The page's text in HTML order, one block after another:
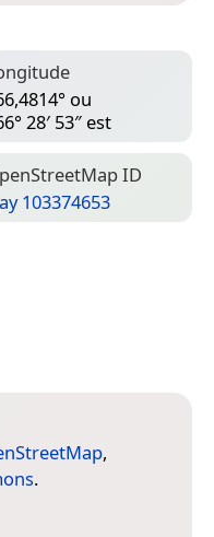
ou
28′ 53″ est
ID
103374653
,
.